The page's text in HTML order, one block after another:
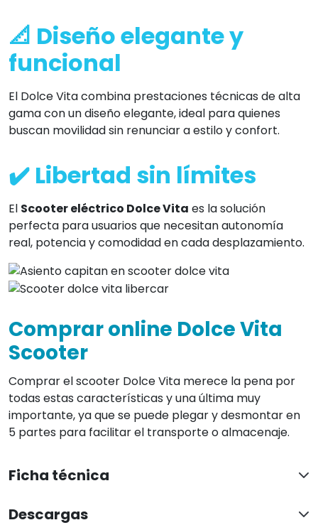
📐 Diseño elegante y
funcional
El Dolce Vita combina prestaciones técnicas de alta
gama con un diseño elegante, ideal para quienes
buscan movilidad sin renunciar a estilo y confort.
✔️ Libertad sin límites
El Scooter eléctrico Dolce Vita es la solución
perfecta para usuarios que necesitan autonomía
real, potencia y comodidad en cada desplazamiento.
Comprar online Dolce Vita
Scooter
Comprar el scooter Dolce Vita merece la pena por
todas estas características y una última muy
importante, ya que se puede plegar y desmontar en
5 partes para facilitar el transporte o almacenaje.
Ficha técnica
Descargas